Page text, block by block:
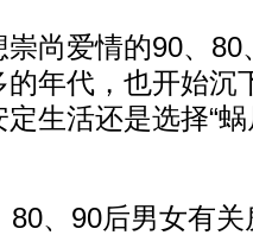
爱情的90、80
年代，也开始沉
生活还是选择“
、90后男女有关